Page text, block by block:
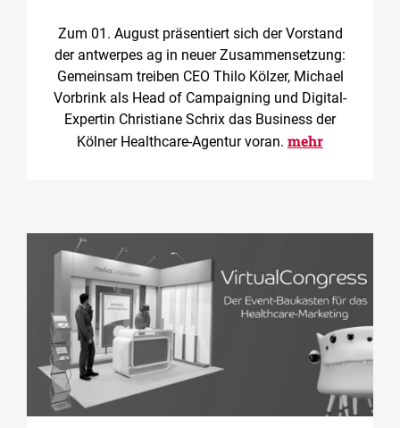
Zum 01. August präsentiert sich der Vorstand
der antwerpes ag in neuer Zusammensetzung:
Gemeinsam treiben CEO Thilo Kölzer, Michael
Vorbrink als Head of Campaigning und Digital-
Expertin Christiane Schrix das Business der
Kölner Healthcare-Agentur voran. mehr